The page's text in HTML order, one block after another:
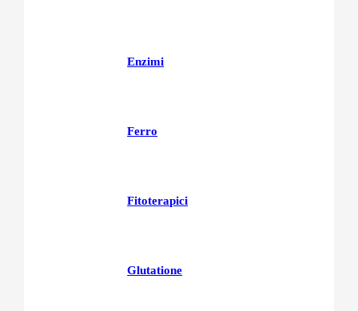
Enzimi
Ferro
Fitoterapici
Glutatione